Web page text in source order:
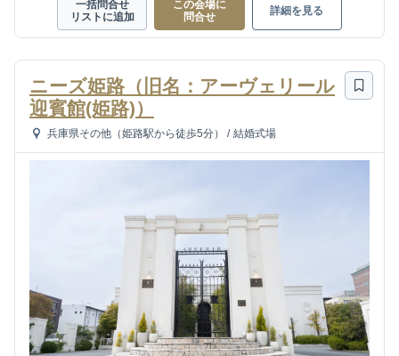
一括問合せ
リストに追加
この会場に
問合せ
詳細を見る
ニーズ姫路（旧名：アーヴェリール
迎賓館(姫路)）
兵庫県その他（姫路駅から徒歩5分） / 結婚式場